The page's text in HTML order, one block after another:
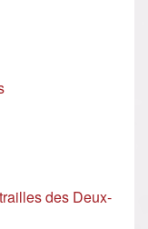
des Deux-